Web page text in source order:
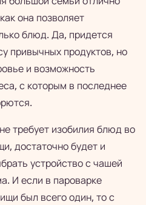
она позволяет
блюд. Да, придется
привычных продуктов, но
и возможность
с которым в последнее
требует изобилия блюд во
достаточно будет и
устройство с чашей
И если в пароварке
был всего один, то с